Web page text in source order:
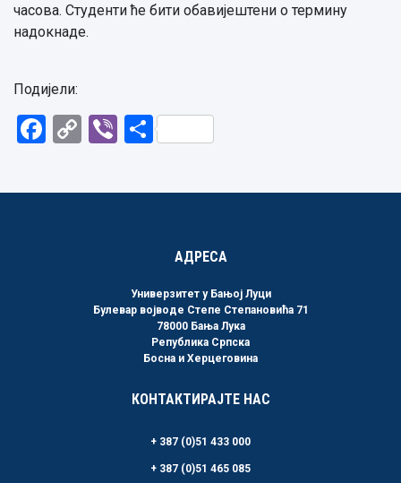
часова. Студенти ће бити обавијештени о термину
надокнаде.
Подијели:
Facebook
CopyViberShare
АДРЕСА
Универзитет у Бањој Луци
Булевар војводе Степе Степановића 71
78000 Бања Лука
Република Српска
Босна и Херцеговина
КОНТАКТИРАЈТЕ НАС
+ 387 (0)51 433 000
+ 387 (0)51 465 085